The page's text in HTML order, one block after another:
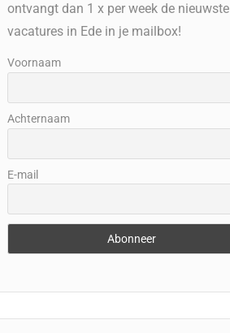
ontvangt dan 1 x per week de nieuwste
vacatures in Ede in je mailbox!
Voornaam
Achternaam
E-mail